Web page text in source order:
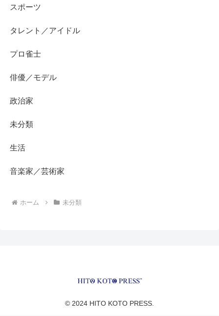
スポーツ
タレント／アイドル
プロ雀士
俳優／モデル
政治家
未分類
生活
音楽家／芸術家
ホーム 未分類
© 2024 HITO KOTO PRESS.